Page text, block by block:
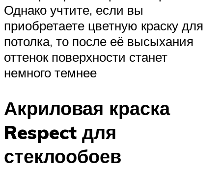
Однако учтите, если вы
приобретаете цветную краску для
потолка, то после её высыхания
оттенок поверхности станет
немного темнее
Акриловая краска
Respect для
стеклообоев